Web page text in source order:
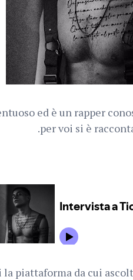
ed è un rapper
per voi si è
la piattaforma da cui